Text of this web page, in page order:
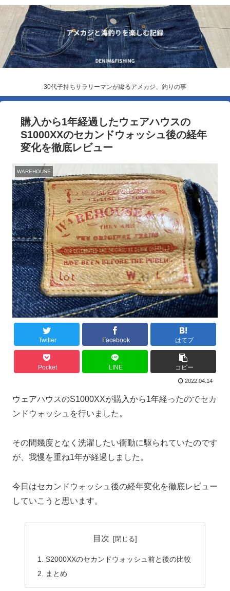
30代子持ちサラリーマンが綴るアメカジ、釣りの事
購入から1年経過したウェアハウスの
S1000XXのセカンドウォッシュ後の経年
変化を徹底レビュー
WAREHOUSE
Twitter Facebook はてブ
Pocket LINE コピー
2022.04.14
ウェアハウスのS1000XXが購入から1年経ったのでセカ
ンドウォッシュを行いました。
その間幾度となく洗濯したい衝動に駆られていたのです
が、我慢を重ね1年が経過しました。
今日はセカンドウォッシュ後の経年変化を徹底レビュー
していこうと思います。
目次
S2000XXのセカンドウォッシュ前と後の比較
まとめ